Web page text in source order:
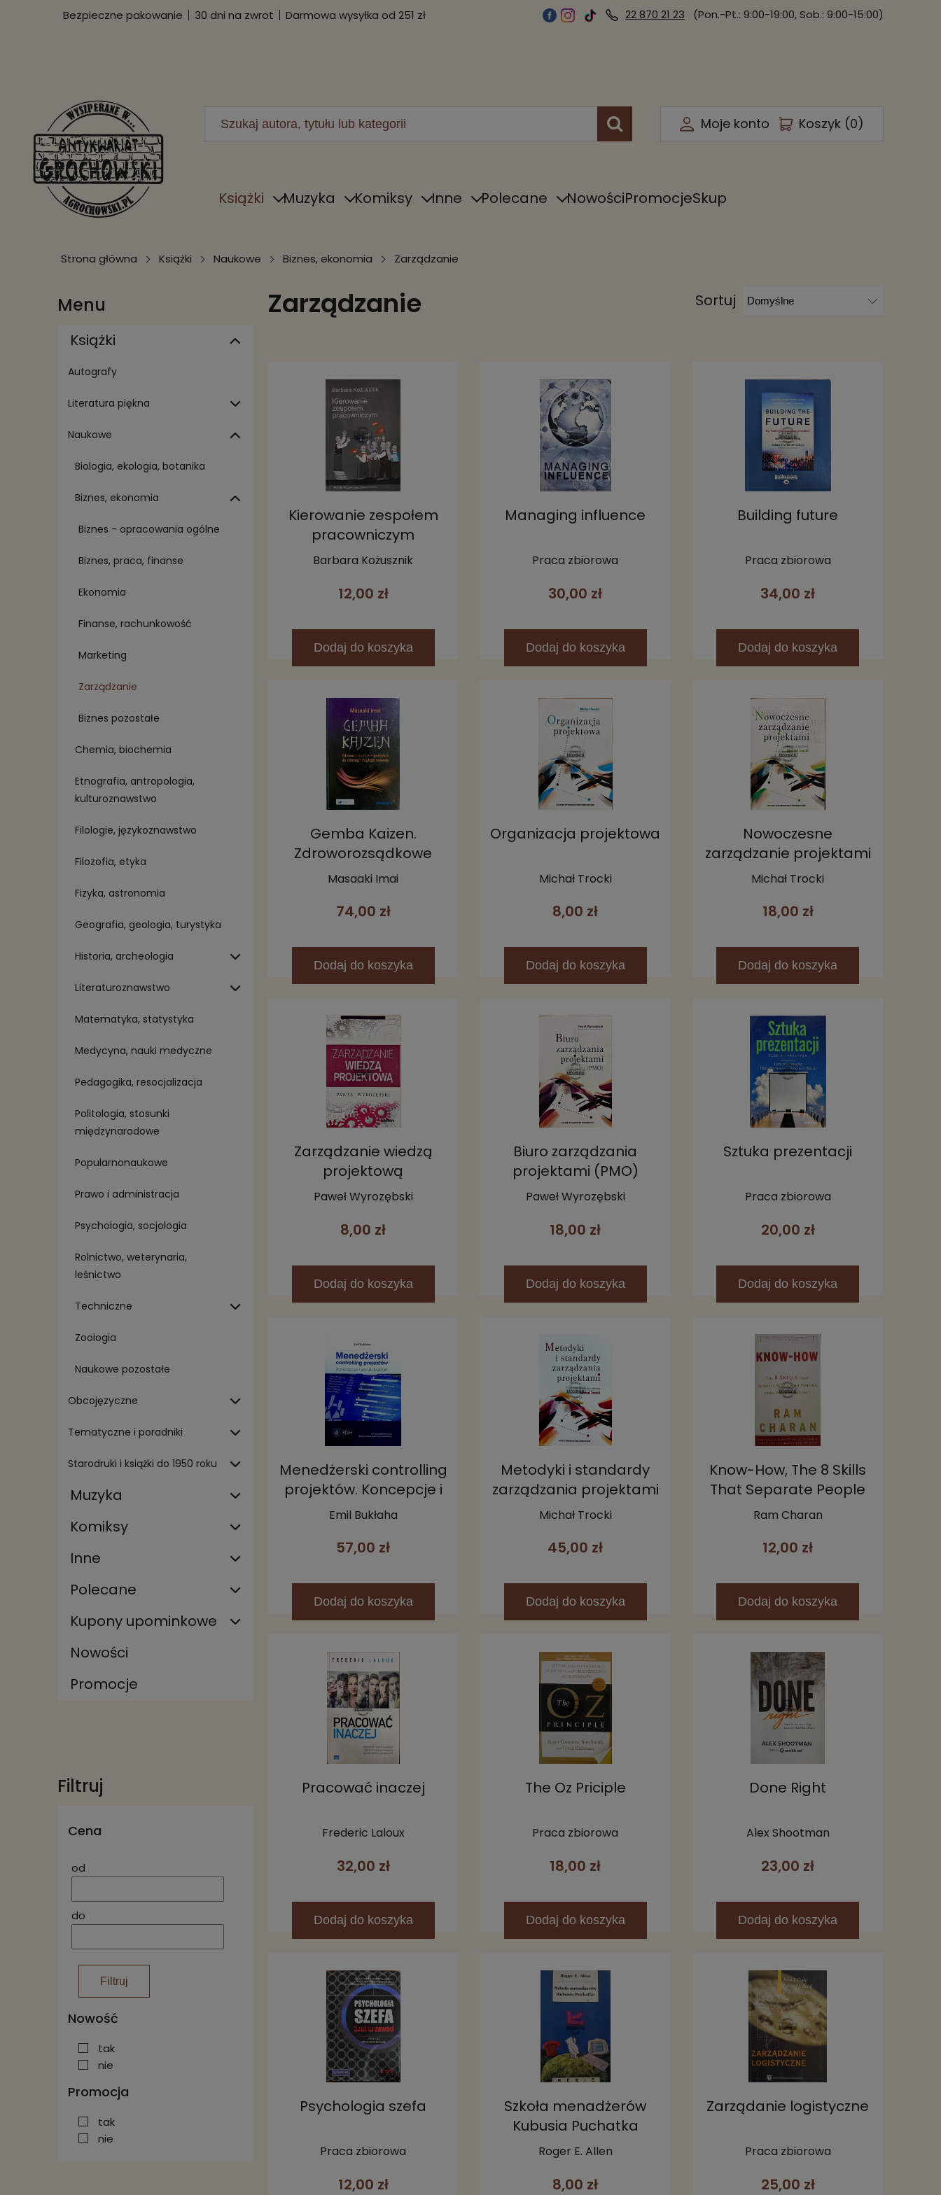
Bezpieczne pakowanie 30 dni na zwrot Darmowa wysyłka od 251 zł 22 870 21 23 (Pon.-Pt.: 9:00-19:00, Sob.: 9:00-15:00)
Moje konto Koszyk (0)
Książki Muzyka Komiksy Inne Polecane NowościPromocjeSkup
Strona główna Książki Naukowe Biznes, ekonomia Zarządzanie
Menu
Książki
Autografy
Literatura piękna
Naukowe
Biologia, ekologia, botanika
Biznes, ekonomia
Biznes - opracowania ogólne
Biznes, praca, finanse
Ekonomia
Finanse, rachunkowość
Marketing
Zarządzanie
Biznes pozostałe
Chemia, biochemia
Etnografia, antropologia,
kulturoznawstwo
Filologie, językoznawstwo
Filozofia, etyka
Fizyka, astronomia
Geografia, geologia, turystyka
Historia, archeologia
Literaturoznawstwo
Matematyka, statystyka
Medycyna, nauki medyczne
Pedagogika, resocjalizacja
Politologia, stosunki
międzynarodowe
Popularnonaukowe
Prawo i administracja
Psychologia, socjologia
Rolnictwo, weterynaria,
leśnictwo
Techniczne
Zoologia
Naukowe pozostałe
Obcojęzyczne
Tematyczne i poradniki
Starodruki i książki do 1950 roku
Muzyka
Komiksy
Inne
Polecane
Kupony upominkowe
Nowości
Promocje
Filtruj
Cena
od
do
Filtruj
Nowość
tak
nie
Promocja
tak
nie
Zarządzanie Sortuj
Kierowanie zespołem
pracowniczym
Barbara Kożusznik
12,00 zł
Dodaj do koszyka
Managing influence
Praca zbiorowa
30,00 zł
Dodaj do koszyka
Building future
Praca zbiorowa
34,00 zł
Dodaj do koszyka
Gemba Kaizen.
Zdroworozsądkowe
podejście do ciągłego
Masaaki Imai
74,00 zł
Dodaj do koszyka
Organizacja projektowa
Michał Trocki
8,00 zł
Dodaj do koszyka
Nowoczesne
zarządzanie projektami
Michał Trocki
18,00 zł
Dodaj do koszyka
Zarządzanie wiedzą
projektową
Paweł Wyrozębski
8,00 zł
Dodaj do koszyka
Biuro zarządzania
projektami (PMO)
Paweł Wyrozębski
18,00 zł
Dodaj do koszyka
Sztuka prezentacji
Praca zbiorowa
20,00 zł
Dodaj do koszyka
Menedżerski controlling
projektów. Koncepcje i
wyniki badań
Emil Bukłaha
57,00 zł
Dodaj do koszyka
Metodyki i standardy
zarządzania projektami
Michał Trocki
45,00 zł
Dodaj do koszyka
Know-How, The 8 Skills
That Separate People
Who Perform from
Ram Charan
12,00 zł
Dodaj do koszyka
Pracować inaczej
Frederic Laloux
32,00 zł
Dodaj do koszyka
The Oz Priciple
Praca zbiorowa
18,00 zł
Dodaj do koszyka
Done Right
Alex Shootman
23,00 zł
Dodaj do koszyka
Psychologia szefa
Praca zbiorowa
12,00 zł
Szkoła menadżerów
Kubusia Puchatka
Roger E. Allen
8,00 zł
Zarządanie logistyczne
Praca zbiorowa
25,00 zł